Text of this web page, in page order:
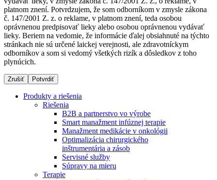
Produktový katalóg​
Objavte naše produkty. ​Navštívte produktový katalóg B.
Braun​ s našim kompletným produktovým portfóliom.​
Dialyzačné strediská
B. Braun Avitum poskytuje kvalitnú dialyzačnú starostlivosť
vo všetkých svojich strediskách na Slovensku. Viac
Zostaňte v dialógu s B. Braun. Kontaktujte nás.
platnom znení. Potvrdzujem, že som odborníkom v zmysle zákona
č. 147/2001 Z. z. o reklame, v platnom znení, teda osobou
oprávnenou predpisovať lieky alebo osobou oprávnenou vydávať
lieky. Beriem na vedomie, že informácie ďalej obsiahnuté na týchto
stránkach nie sú určené laickej verejnosti, ale zdravotníckym
odborníkov a som si vedomý všetkých rizík a dôsledkov z toho
plynúcich.
Zrušiť Potvrdiť
Produkty a riešenia
Riešenia
B2B a partnerstvo vo výrobe
Smart manažment infúznej terapie
Manažment medikácie v onkológii
Optimalizácia chirurgického
inštrumentária a zásob
Servisné služby
Súpravy na mieru
Terapie